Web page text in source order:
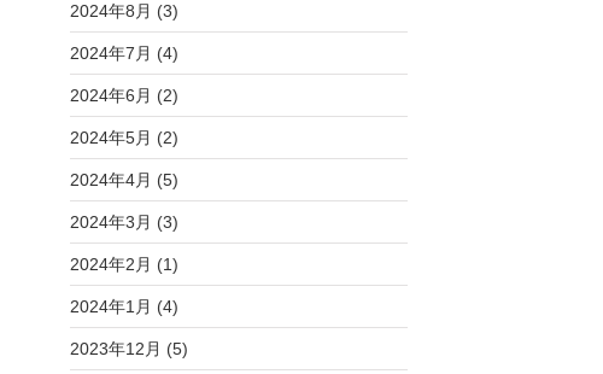
2024年8月 (3)
2024年7月 (4)
2024年6月 (2)
2024年5月 (2)
2024年4月 (5)
2024年3月 (3)
2024年2月 (1)
2024年1月 (4)
2023年12月 (5)